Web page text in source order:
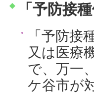
「予防接
「予防接
又は医療
で、万一
ケ谷市が